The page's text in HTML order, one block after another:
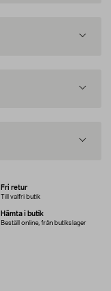
Fri retur
Till valfri butik
Hämta i butik
Beställ online, från butikslager